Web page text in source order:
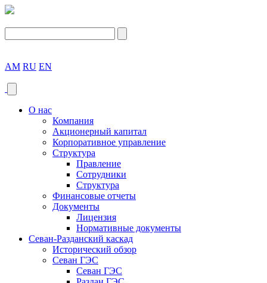
AM RU EN
О нас
Компания
Акционерный капитал
Корпоративное управление
Структура
Правление
Сотрудники
Структура
Финансовые отчеты
Документы
Лицензия
Нормативные документы
Севан-Разданский каскад
Исторический обзор
Севан ГЭС
Севан ГЭС